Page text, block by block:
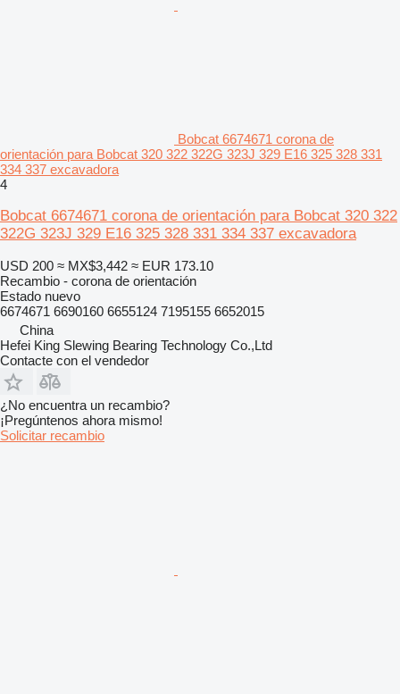
Bobcat 6674671 corona de
orientación para Bobcat 320 322 322G 323J 329 E16 325 328 331
334 337 excavadora
4
Bobcat 6674671 corona de orientación para Bobcat 320 322
322G 323J 329 E16 325 328 331 334 337 excavadora
USD 200 ≈ MX$3,442 ≈ EUR 173.10
Recambio - corona de orientación
Estado nuevo
6674671 6690160 6655124 7195155 6652015
China
Hefei King Slewing Bearing Technology Co.,Ltd
Contacte con el vendedor
¿No encuentra un recambio?
¡Pregúntenos ahora mismo!
Solicitar recambio